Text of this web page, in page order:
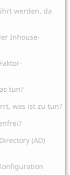
werden, da
Inhouse-
tun?
was ist zu tun?
(AD)